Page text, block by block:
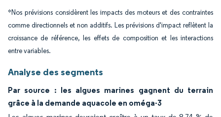
*Nos prévisions considèrent les impacts des moteurs et des contraintes
comme directionnels et non additifs. Les prévisions d'impact reflètent la
croissance de référence, les effets de composition et les interactions
entre variables.
Analyse des segments
Par source : les algues marines gagnent du terrain
grâce à la demande aquacole en oméga-3